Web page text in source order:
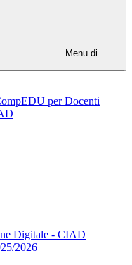
Menu di
per Docenti
Digitale - CIAD
2026